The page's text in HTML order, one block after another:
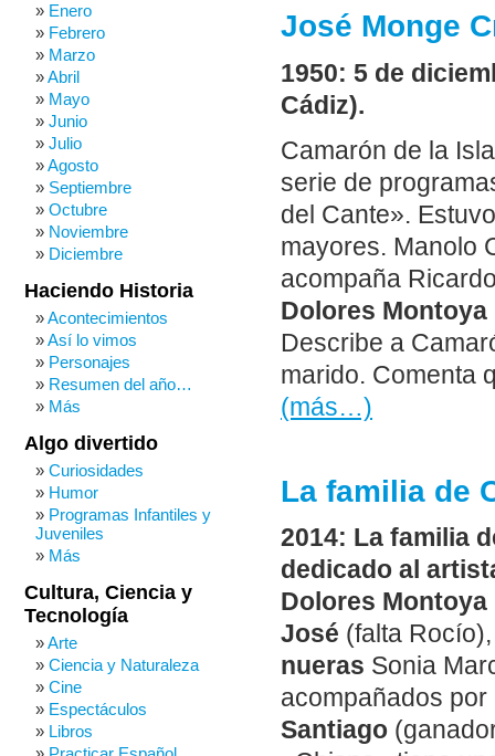
José Monge
1950: 5 de
Cádiz).
Camarón de la
serie de
del Cante».
mayores. Manolo
acompaña
Dolores Montoya
Describe a
marido. Comenta
(más…)
La familia de
2014: La familia
dedicado al
Dolores
José (falta
nueras Sonia
acompañados por
Santiago
Enero
Febrero
Marzo
Abril
Mayo
Junio
Julio
Agosto
Septiembre
Octubre
Noviembre
Diciembre
Haciendo Historia
Acontecimientos
Así lo vimos
Personajes
Resumen del año…
Más
Algo divertido
Curiosidades
Humor
Programas Infantiles y
Juveniles
Más
Cultura, Ciencia y
Tecnología
Arte
Ciencia y Naturaleza
Cine
Espectáculos
Libros